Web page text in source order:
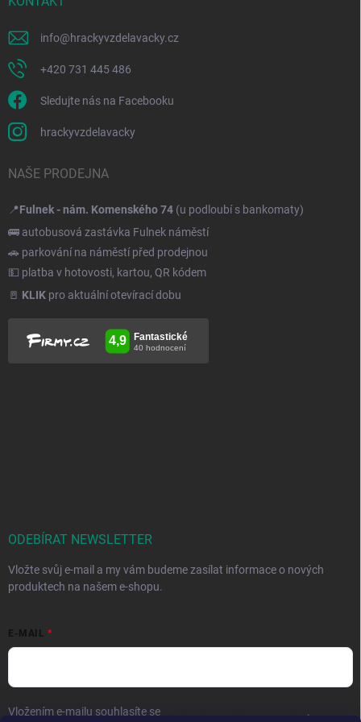
info@hrackyvzdelavacky.cz
+420 731 445 486
Sledujte nás na Facebooku
hrackyvzdelavacky
NAŠE PRODEJNA
📍Fulnek - nám. Komenského 74 (u podloubí s bankomaty)
🚌 autobusová zastávka Fulnek náměstí
🚗 parkování na náměstí před prodejnou
💵 platba v hotovosti, kartou, QR kódem
🚪 KLIK pro aktuální otevírací dobu
ODEBÍRAT NEWSLETTER
Vložte svůj e-mail a my vám budeme zasílat informace o nových
produktech na našem e-shopu.
E-MAIL
Vložením e-mailu souhlasíte se .